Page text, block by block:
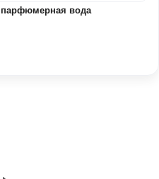
парфюмерная вода